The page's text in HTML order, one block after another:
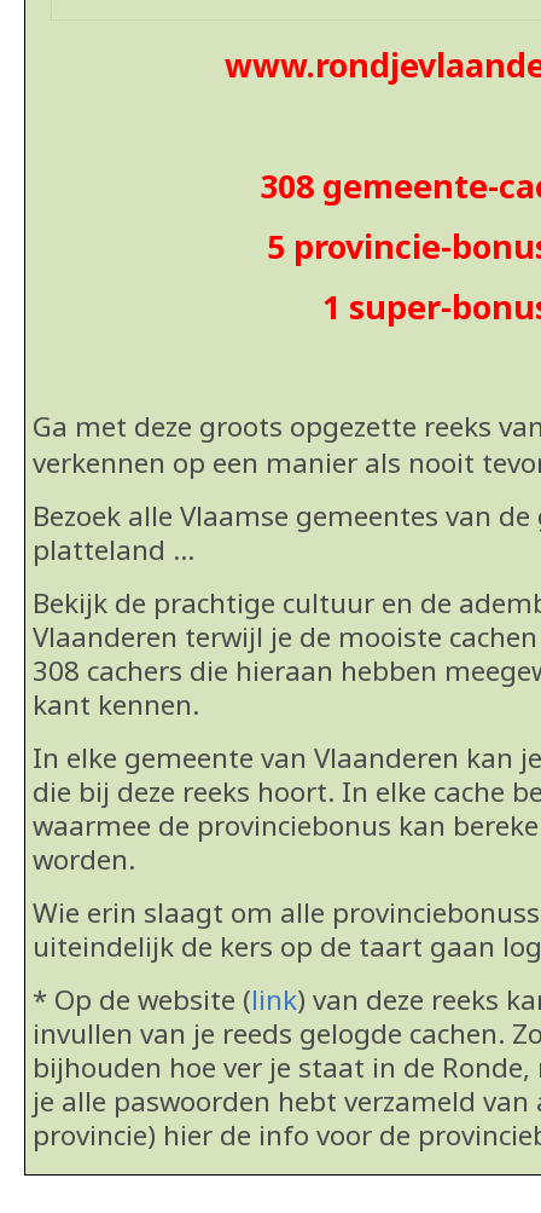
308 gemeente-
5 provincie-
1 super-
Ga met deze groots opgezette reeks
verkennen op een manier als nooit
Bezoek alle Vlaamse gemeentes van
platteland …
Bekijk de prachtige cultuur en de
Vlaanderen terwijl je de mooiste
308 cachers die hieraan hebben
kant kennen.
In elke gemeente van Vlaanderen kan
die bij deze reeks hoort. In elke cache
waarmee de provinciebonus kan
worden.
Wie erin slaagt om alle
uiteindelijk de kers op de taart gaan
* Op de website (link) van deze reeks
invullen van je reeds gelogde cachen.
bijhouden hoe ver je staat in de
je alle paswoorden hebt verzameld
provincie) hier de info voor de